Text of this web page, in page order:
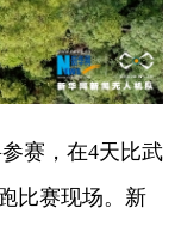
江苏
江西
赛，在4天比武
比赛现场。新